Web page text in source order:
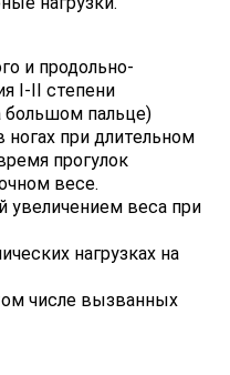
и продольно-
I-II степени
большом пальце)
ногах при длительном
прогулок
весе.
увеличением веса при
нагрузках на
числе вызванных